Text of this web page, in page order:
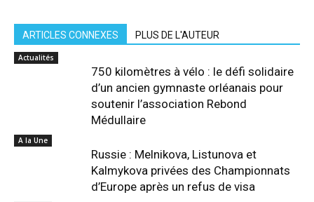
ARTICLES CONNEXES PLUS DE L'AUTEUR
Actualités
750 kilomètres à vélo : le défi solidaire
d’un ancien gymnaste orléanais pour
soutenir l’association Rebond
Médullaire
A la Une
Russie : Melnikova, Listunova et
Kalmykova privées des Championnats
d’Europe après un refus de visa